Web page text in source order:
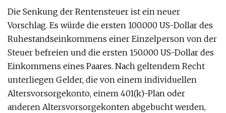
Die Senkung der Rentensteuer ist ein neuer
Vorschlag. Es würde die ersten 100.000 US-Dollar des
Ruhestandseinkommens einer Einzelperson von der
Steuer befreien und die ersten 150.000 US-Dollar des
Einkommens eines Paares. Nach geltendem Recht
unterliegen Gelder, die von einem individuellen
Altersvorsorgekonto, einem 401(k)-Plan oder
anderen Altersvorsorgekonten abgebucht werden,